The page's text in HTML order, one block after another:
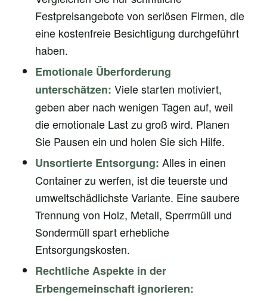
Festpreisangebote von seriösen Firmen, die
eine kostenfreie Besichtigung durchgeführt
haben.
Emotionale Überforderung
unterschätzen: Viele starten motiviert,
geben aber nach wenigen Tagen auf, weil
die emotionale Last zu groß wird. Planen
Sie Pausen ein und holen Sie sich Hilfe.
Unsortierte Entsorgung: Alles in einen
Container zu werfen, ist die teuerste und
umweltschädlichste Variante. Eine saubere
Trennung von Holz, Metall, Sperrmüll und
Sondermüll spart erhebliche
Entsorgungskosten.
Rechtliche Aspekte in der
Erbengemeinschaft ignorieren: